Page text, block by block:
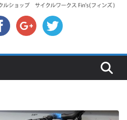
ロードバイク、MTB、クロス
いて ＆ クロスバイクのカスタ
人気商品ピックアップ！